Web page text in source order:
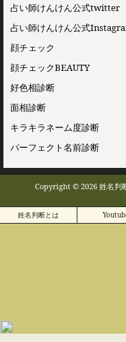
占い師けんけん公式twitter
占い師けんけん公式
顔チェック
顔チェックBEAUTY
好色相診断
面相診断
キラキラネーム度診断
パーフェクト名前診断
Copyright © 2026 姓名判
姓名判断とは